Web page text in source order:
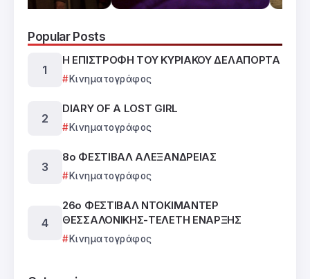
Popular Posts
Η ΕΠΙΣΤΡΟΦΗ ΤΟΥ ΚΥΡΙΑΚΟΥ ΔΕΛΑΠΟΡΤΑ
Κινηματογράφος
DIARY OF A LOST GIRL
Κινηματογράφος
8ο ΦΕΣΤΙΒΑΛ ΑΛΕΞΑΝΔΡΕΙΑΣ
Κινηματογράφος
26ο ΦΕΣΤΙΒΑΛ ΝΤΟΚΙΜΑΝΤΕΡ
ΘΕΣΣΑΛΟΝΙΚΗΣ-ΤΕΛΕΤΗ ΕΝΑΡΞΗΣ
Κινηματογράφος